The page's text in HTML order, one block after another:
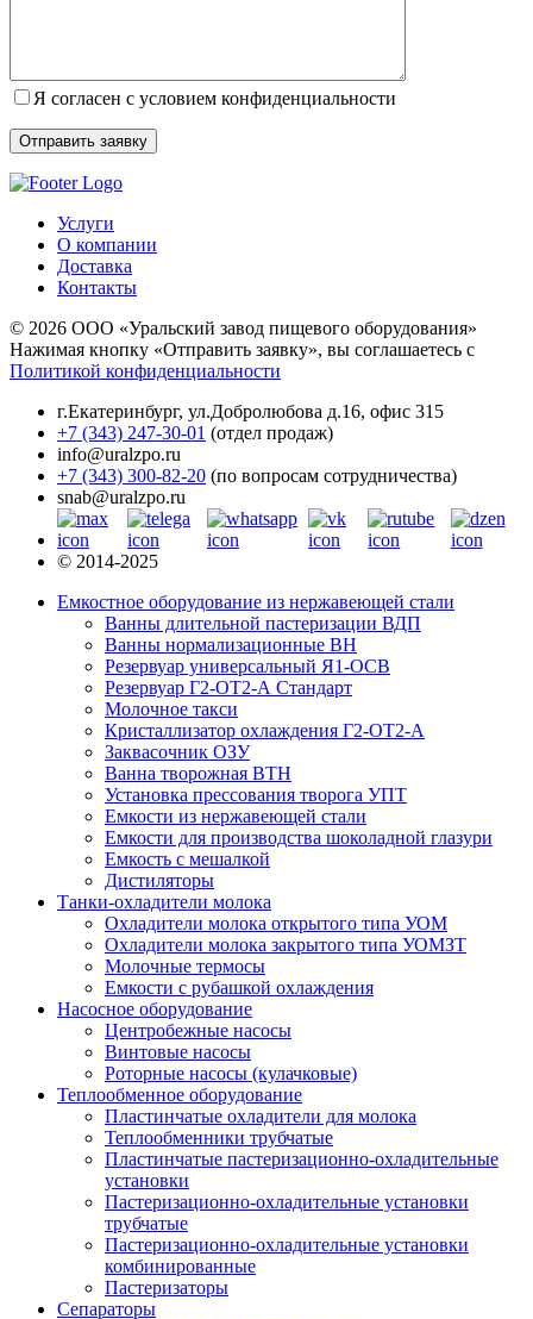
Я согласен с условием конфиденциальности
Услуги
О компании
Доставка
Контакты
© 2026 ООО «Уральский завод пищевого оборудования»
Нажимая кнопку «Отправить заявку», вы соглашаетесь с
Политикой конфиденциальности
г.Екатеринбург, ул.Добролюбова д.16, офис 315
+7 (343) 247-30-01 (отдел продаж)
info@uralzpo.ru
+7 (343) 300-82-20 (по вопросам сотрудничества)
snab@uralzpo.ru
© 2014-2025
Емкостное оборудование из нержавеющей стали
Ванны длительной пастеризации ВДП
Ванны нормализационные ВН
Резервуар универсальный Я1-ОСВ
Резервуар Г2-ОТ2-А Стандарт
Молочное такси
Кристаллизатор охлаждения Г2-ОТ2-А
Заквасочник ОЗУ
Ванна творожная ВТН
Установка прессования творога УПТ
Емкости из нержавеющей стали
Емкости для производства шоколадной глазури
Емкость с мешалкой
Дистиляторы
Танки-охладители молока
Охладители молока открытого типа УОМ
Охладители молока закрытого типа УОМЗТ
Молочные термосы
Емкости с рубашкой охлаждения
Насосное оборудование
Центробежные насосы
Винтовые насосы
Роторные насосы (кулачковые)
Теплообменное оборудование
Пластинчатые охладители для молока
Теплообменники трубчатые
Пластинчатые пастеризационно-охладительные
установки
Пастеризационно-охладительные установки
трубчатые
Пастеризационно-охладительные установки
комбинированные
Пастеризаторы
Сепараторы